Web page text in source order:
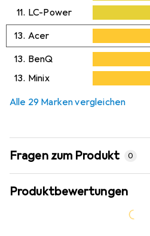
11. LC-Power
13. Acer
13. BenQ
13. Minix
Alle 29 Marken vergleichen
Fragen zum Produkt 0
Produktbewertungen